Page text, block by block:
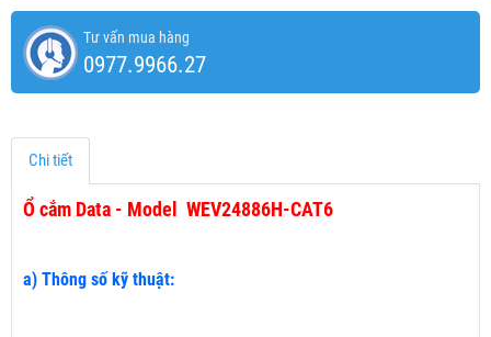
Tư vấn mua hàng
0977.9966.27
Chi tiết
Ổ cắm Data - Model WEV24886H-CAT6
a) Thông số kỹ thuật: